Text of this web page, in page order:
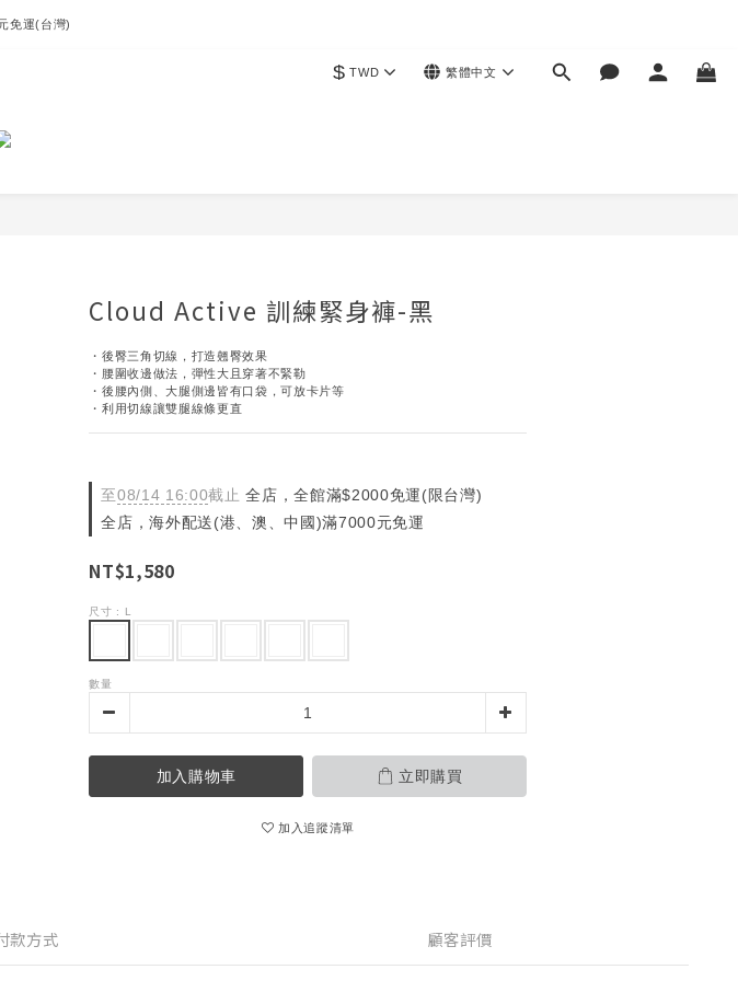
免運(台灣)
$ TWD 繁體中文
Cloud Active 訓練緊身褲-黑
・後臀三角切線，打造翹臀效果
・腰圍收邊做法，彈性大且穿著不緊勒
・後腰內側、大腿側邊皆有口袋，可放卡片等
・利用切線讓雙腿線條更直
至08/14 16:00截止 全店，全館滿$2000免運(限台灣)
全店，海外配送(港、澳、中國)滿7000元免運
NT$1,580
尺寸 : L
數量
加入購物車 立即購買
加入追蹤清單
款方式 顧客評價